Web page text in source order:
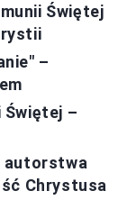
Świętej
–
Świętej –
autorstwa
Chrystusa